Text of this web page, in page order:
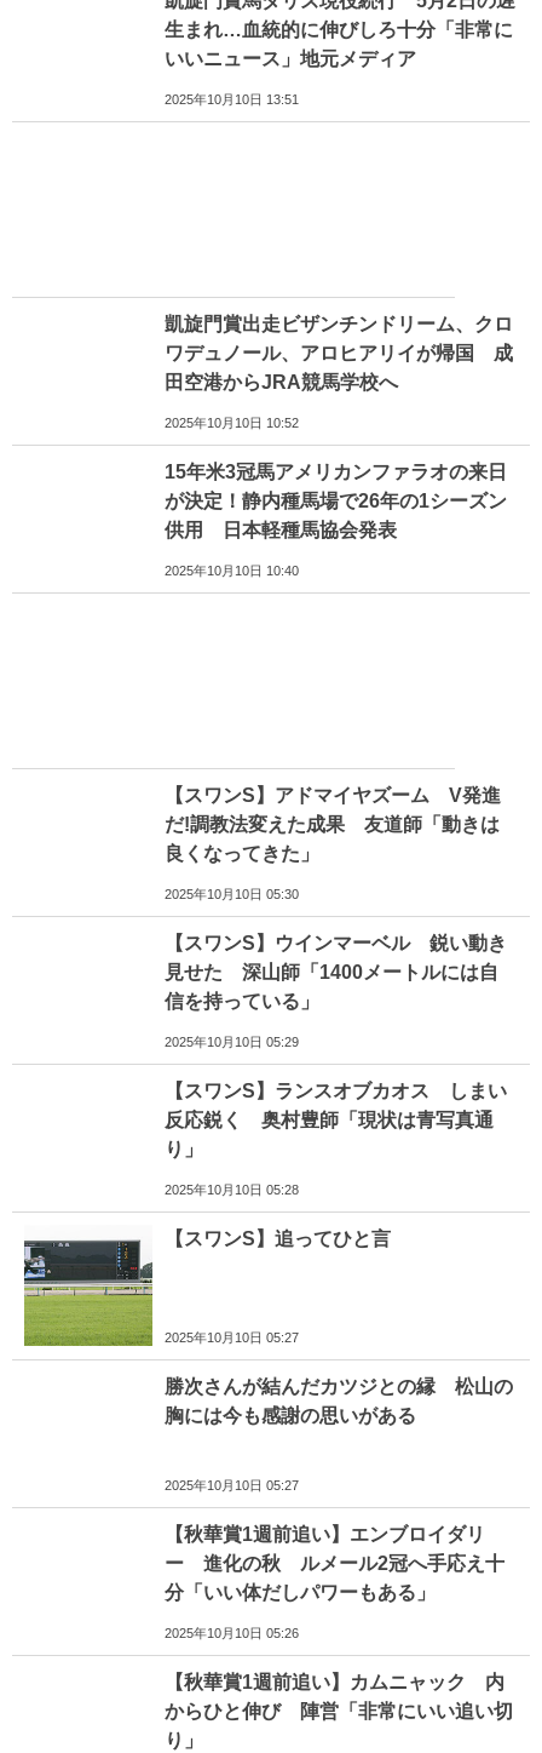
生まれ…血統的に伸びしろ十分「非常に
いいニュース」地元メディア
2025年10月10日 13:51
凱旋門賞出走ビザンチンドリーム、クロ
ワデュノール、アロヒアリイが帰国 成
田空港からJRA競馬学校へ
2025年10月10日 10:52
15年米3冠馬アメリカンファラオの来日
が決定！静内種馬場で26年の1シーズン
供用 日本軽種馬協会発表
2025年10月10日 10:40
【スワンS】アドマイヤズーム V発進
だ!調教法変えた成果 友道師「動きは
良くなってきた」
2025年10月10日 05:30
【スワンS】ウインマーベル 鋭い動き
見せた 深山師「1400メートルには自
信を持っている」
2025年10月10日 05:29
【スワンS】ランスオブカオス しまい
反応鋭く 奥村豊師「現状は青写真通
り」
2025年10月10日 05:28
【スワンS】追ってひと言
2025年10月10日 05:27
勝次さんが結んだカツジとの縁 松山の
胸には今も感謝の思いがある
2025年10月10日 05:27
【秋華賞1週前追い】エンブロイダリ
ー 進化の秋 ルメール2冠へ手応え十
分「いい体だしパワーもある」
2025年10月10日 05:26
【秋華賞1週前追い】カムニャック 内
からひと伸び 陣営「非常にいい追い切
り」